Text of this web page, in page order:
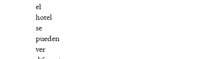
el
hotel
se
pueden
ver